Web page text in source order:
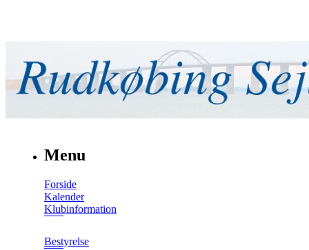
Menu
Forside
Kalender
Klubinformation
Bestyrelse